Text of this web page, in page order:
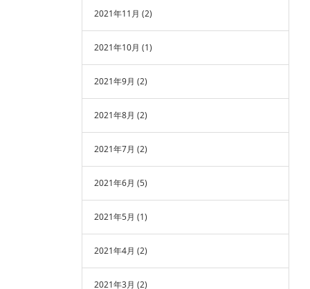
2021年11月 (2)
2021年10月 (1)
2021年9月 (2)
2021年8月 (2)
2021年7月 (2)
2021年6月 (5)
2021年5月 (1)
2021年4月 (2)
2021年3月 (2)